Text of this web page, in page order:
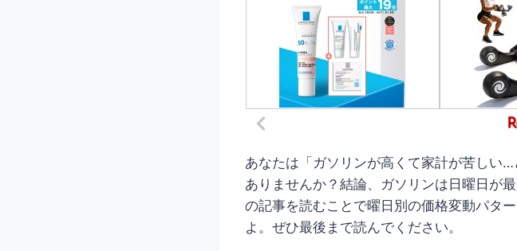
あなたは「ガソリンが高くて家計が苦しい
ありませんか？結論、ガソリンは日曜日が
の記事を読むことで曜日別の価格変動パタ
よ。ぜひ最後まで読んでください。